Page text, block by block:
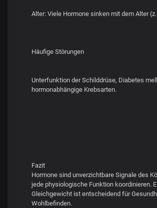
Alter: Viele Hormone sinken mit dem Alter
Häufige Störungen
Unterfunktion der Schilddrüse, Diabetes
hormonabhängige Krebsarten.
Fazit
Hormone sind unverzichtbare Signale des
jede physiologische Funktion koordinieren.
Gleichgewicht ist entscheidend für
Wohlbefinden.